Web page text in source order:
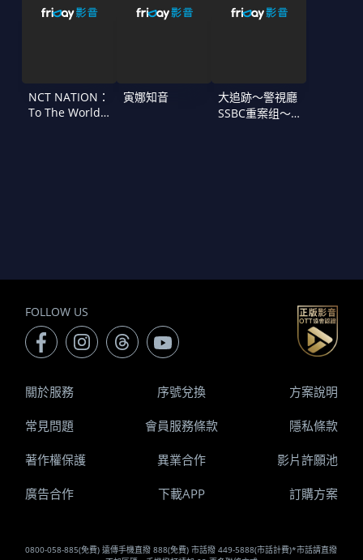
NCT NATION：
To The World
寅娜知音
大追跡〜警視廳
SSBC重案组〜
FOLLOW US
0800-058-885(免費) 遠傳手機直撥 888(免費) 市話撥 449-5888(市話計費)*市話請直撥
關於服務 序號兌換 方案說明
常見問題 會員服務條款 隱私條款
著作權保護 異業合作 影片許願池
廣告合作 下載APP 訂購方案